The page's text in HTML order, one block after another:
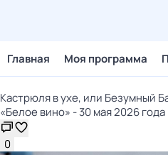
Главная Моя программа
Кастрюля в ухе, или Безумный
«Белое вино» - 30 мая 2026 года
0